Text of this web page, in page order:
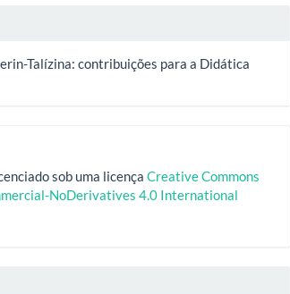
Talízina: contribuições para a Didática
sob uma licençaCreative Commons
NoDerivatives 4.0 International